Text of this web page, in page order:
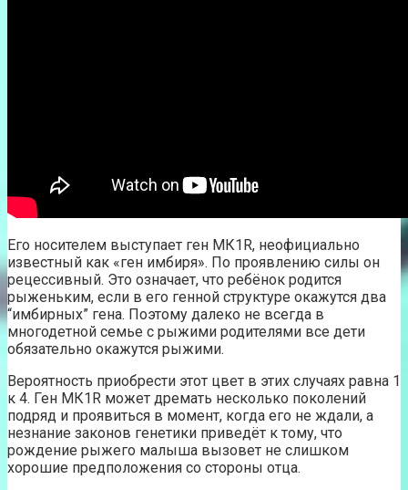
Его носителем выступает ген МК1R, неофициально
известный как «ген имбиря». По проявлению силы он
рецессивный. Это означает, что ребёнок родится
рыженьким, если в его генной структуре окажутся два
“имбирных” гена. Поэтому далеко не всегда в
многодетной семье с рыжими родителями все дети
обязательно окажутся рыжими.
Вероятность приобрести этот цвет в этих случаях равна 1
к 4. Ген МК1R может дремать несколько поколений
подряд и проявиться в момент, когда его не ждали, а
незнание законов генетики приведёт к тому, что
рождение рыжего малыша вызовет не слишком
хорошие предположения со стороны отца.